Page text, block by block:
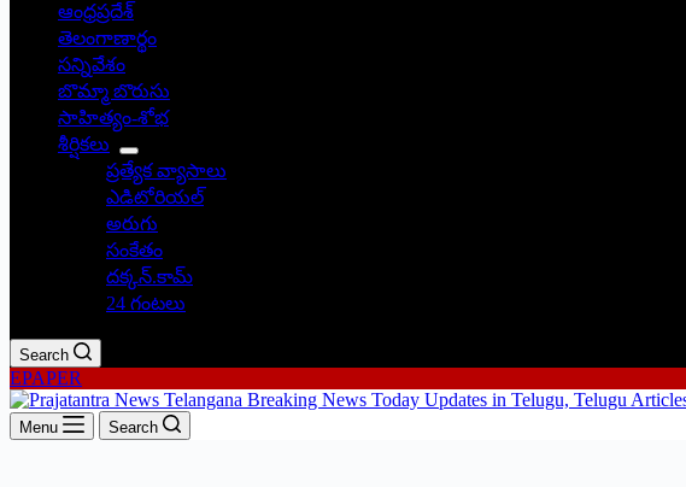
ఆంధ్రప్రదేశ్
తెలంగాణార్థం
సన్నివేశం
బొమ్మా బొరుసు
సాహిత్యం-శోభ
శీర్షికలు
ప్రత్యేక వ్యాసాలు
ఎడిటోరియల్
అరుగు
సంకేతం
దక్కన్.కామ్
24 గంటలు
Search
EPAPER
Menu Search